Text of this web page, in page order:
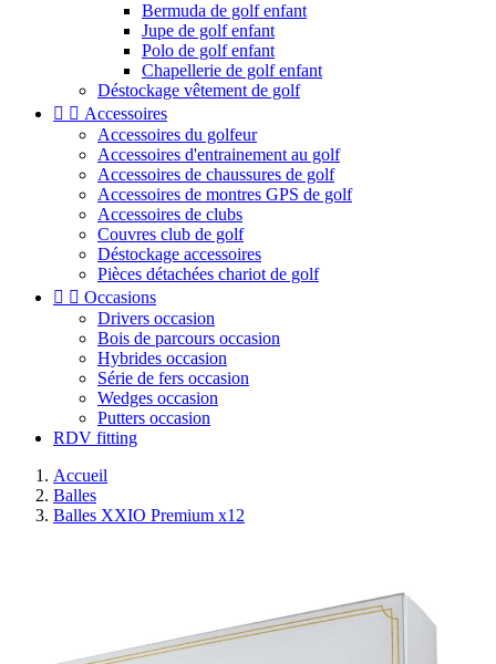
Bermuda de golf enfant
Jupe de golf enfant
Polo de golf enfant
Chapellerie de golf enfant
Déstockage vêtement de golf
  Accessoires
Accessoires du golfeur
Accessoires d'entrainement au golf
Accessoires de chaussures de golf
Accessoires de montres GPS de golf
Accessoires de clubs
Couvres club de golf
Déstockage accessoires
Pièces détachées chariot de golf
  Occasions
Drivers occasion
Bois de parcours occasion
Hybrides occasion
Série de fers occasion
Wedges occasion
Putters occasion
RDV fitting
Accueil
Balles
Balles XXIO Premium x12